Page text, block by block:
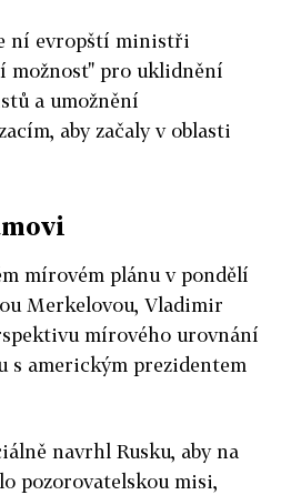
ní evropští ministři
možnost" pro uklidnění
a umožnění
aby začaly v oblasti
mírovém plánu v pondělí
Merkelovou, Vladimir
mírového urovnání
americkým prezidentem
navrhl Rusku, aby na
pozorovatelskou misi,